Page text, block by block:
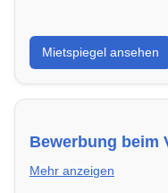
Erhalte einen
regional in Wetzlar.
fair ist und wo sich
Mietspiegel ansehen
Bewerbung beim
Mehr anzeigen